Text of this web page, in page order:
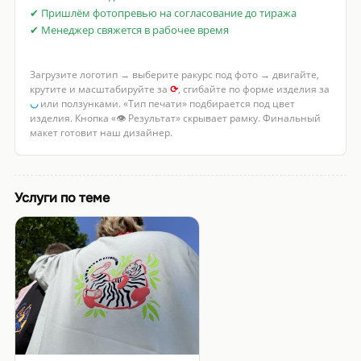
✔ Пришлём фотопревью на согласование до тиража
✔ Менеджер свяжется в рабочее время
Загрузите логотип → выберите ракурс под фото → двигайте,
крутите и масштабируйте за ⟳, сгибайте по форме изделия за
◡или ползунками. «Тип печати» подбирается под цвет
изделия. Кнопка «👁 Результат» скрывает рамку. Финальный
макет готовит наш дизайнер.
Услуги по теме